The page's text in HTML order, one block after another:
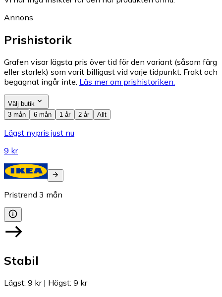
Annons
Prishistorik
Grafen visar lägsta pris över tid för den variant (såsom färg
eller storlek) som varit billigast vid varje tidpunkt. Frakt och
begagnat ingår inte. Läs mer om prishistoriken.
Välj butik
3 mån
6 mån 1 år 2 år Allt
Lägst nypris just nu
9 kr
Pristrend 3 mån
Stabil
Lägst: 9 kr| Högst: 9 kr